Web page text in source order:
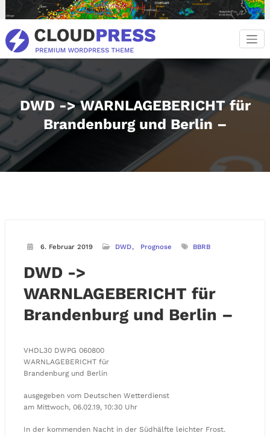
Inhalt
springen
DWD -> WARNLAGEBERICHT für
Brandenburg und Berlin –
6. Februar 2019 DWD Prognose BBRB
DWD ->
WARNLAGEBERICHT für
Brandenburg und Berlin –
VHDL30 DWPG 060800
WARNLAGEBERICHT für
Brandenburg und Berlin
ausgegeben vom Deutschen Wetterdienst
am Mittwoch, 06.02.19, 10:30 Uhr
In der kommenden Nacht in der Südhälfte leichter Frost.